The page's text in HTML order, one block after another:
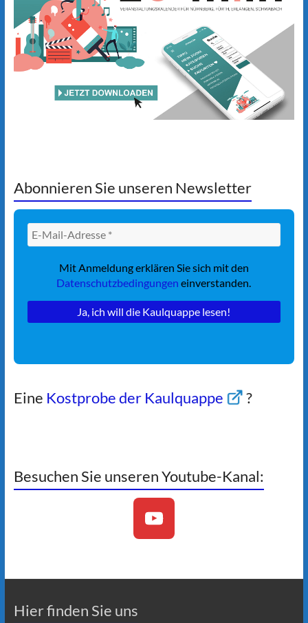
Abonnieren Sie unseren Newsletter
Mit Anmeldung erklären Sie sich mit den
Datenschutzbedingungeneinverstanden.
Eine Kostprobe der Kaulquappe ?
Besuchen Sie unseren Youtube-Kanal:
Hier finden Sie uns